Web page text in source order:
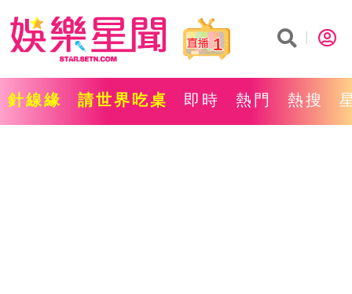
1
針線緣 請世界吃桌 即時 熱門 熱搜